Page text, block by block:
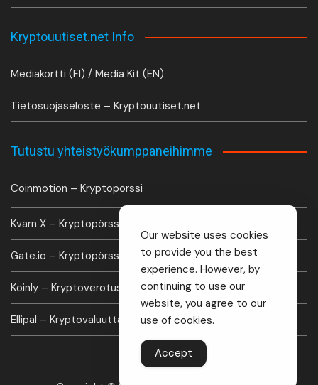
Kryptouutiset.net Info
Mediakortti (FI) / Media Kit (EN)
Tietosuojaseloste – Kryptouutiset.net
Tutustu yhteistyökumppaneihimme
Coinmotion – Kryptopörssi
Kvarn X – Kryptopörssi
Gate.io – Kryptopörssi
Koinly – Kryptoverotus laskuri
Ellipal – Kryptovaluutta lompakko
Our website uses cookies
to provide you the best
experience. However, by
continuing to use our
website, you agree to our
use of cookies.
Accept